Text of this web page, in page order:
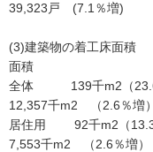
39,323戸 (7.1％増)
(3)建築物の着
面積
全体 139千
12,357千m2 （2.6
居住用 92千
7,553千m2 （2.6